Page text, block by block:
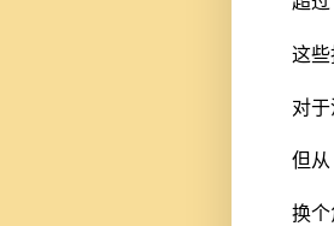
这些
对
但从
换